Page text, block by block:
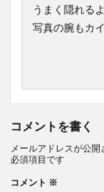
うまく隠れる
写真の腕もカ
コメントを書く
メールアドレスが公開
必須項目です
コメント ※